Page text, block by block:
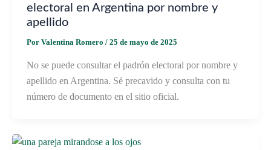
electoral en Argentina por nombre y
apellido
Por Valentina Romero / 25 de mayo de 2025
No se puede consultar el padrón electoral por nombre y
apellido en Argentina. Sé precavido y consulta con tu
número de documento en el sitio oficial.